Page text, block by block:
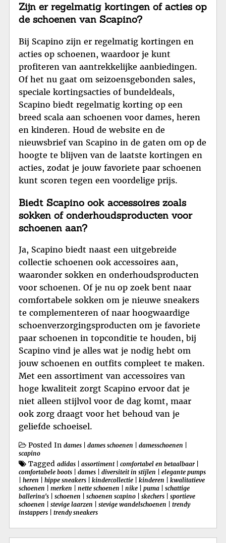
Zijn er regelmatig kortingen of acties op
de schoenen van Scapino?
Bij Scapino zijn er regelmatig kortingen en
acties op schoenen, waardoor je kunt
profiteren van aantrekkelijke aanbiedingen.
Of het nu gaat om seizoensgebonden sales,
speciale kortingsacties of bundeldeals,
Scapino biedt regelmatig korting op een
breed scala aan schoenen voor dames, heren
en kinderen. Houd de website en de
nieuwsbrief van Scapino in de gaten om op de
hoogte te blijven van de laatste kortingen en
acties, zodat je jouw favoriete paar schoenen
kunt scoren tegen een voordelige prijs.
Biedt Scapino ook accessoires zoals
sokken of onderhoudsproducten voor
schoenen aan?
Ja, Scapino biedt naast een uitgebreide
collectie schoenen ook accessoires aan,
waaronder sokken en onderhoudsproducten
voor schoenen. Of je nu op zoek bent naar
comfortabele sokken om je nieuwe sneakers
te complementeren of naar hoogwaardige
schoenverzorgingsproducten om je favoriete
paar schoenen in topconditie te houden, bij
Scapino vind je alles wat je nodig hebt om
jouw schoenen en outfits compleet te maken.
Met een assortiment van accessoires van
hoge kwaliteit zorgt Scapino ervoor dat je
niet alleen stijlvol voor de dag komt, maar
ook zorg draagt voor het behoud van je
geliefde schoeisel.
Posted In dames dames schoenen damesschoenen
scapino
Tagged adidas assortiment| comfortabel en betaalbaar
comfortabele boots
dames diversiteit in stijlen
elegante pumps
heren hippe sneakers kindercollectie kinderen
kwalitatieve
schoenen
merken nette schoenen nike puma
schattige
ballerina's
schoenen schoenen scapino skechers
sportieve
schoenen
stevige laarzen stevige wandelschoenen
trendy
instappers
trendy sneakers